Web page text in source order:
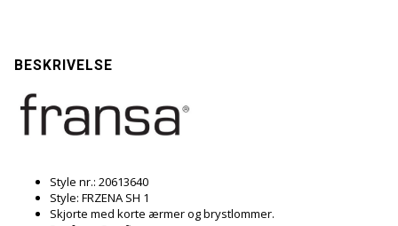
BESKRIVELSE
Style nr.: 20613640
Style: FRZENA SH 1
Skjorte med korte ærmer og brystlommer.